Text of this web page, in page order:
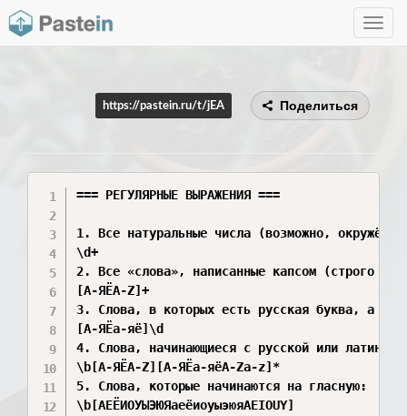
Toggle
https://pastein.ru/t/jEA Поделиться
=== РЕГУЛЯРНЫЕ ВЫРАЖЕНИЯ ===
1. Все натуральные числа (возможно,
\d+
2. Все «слова», написанные капсом (строго
[А-ЯЁA-Z]+
3. Слова, в которых есть русская буква, а за
[А-ЯЁа-яё]\d
4. Слова, начинающиеся с русской или
\b[А-ЯЁA-Z][А-ЯЁа-яёA-Za-z]*
5. Слова, которые начинаются на гласную:
\b[АЕЁИОУЫЭЮЯаеёиоуыэюяAEIOUY]